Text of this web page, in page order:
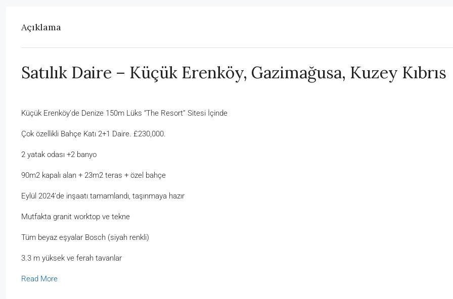
Açıklama
Satılık Daire – Küçük Erenköy, Gazimağusa, Kuzey Kıbrıs
Küçük Erenköy’de Denize 150m Lüks “The Resort” Sitesi İçinde
Çok özellikli Bahçe Katı 2+1 Daire. £230,000.
2 yatak odası +2 banyo
90m2 kapalı alan + 23m2 teras + özel bahçe
Eylül 2024’de inşaatı tamamlandı, taşınmaya hazır
Mutfakta granit worktop ve tekne
Tüm beyaz eşyalar Bosch (siyah renkli)
3.3 m yüksek ve ferah tavanlar
Read More